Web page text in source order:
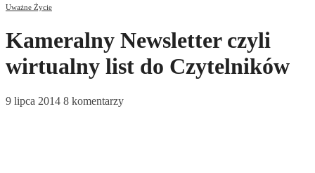
Uważne Życie
Kameralny Newsletter czyli
wirtualny list do Czytelników
9 lipca 2014 8 komentarzy